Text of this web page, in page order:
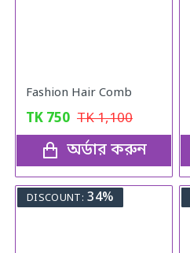
Fashion Hair Comb
TK 750 TK1,100
অর্ডার করুন
DISCOUNT: 34%